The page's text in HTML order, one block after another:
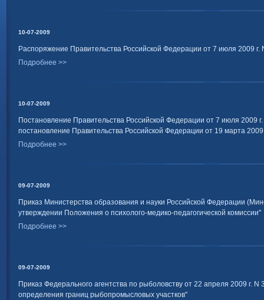
10-07-2009
Распоряжение Правительства Российской Федерации от 7 июля 2009 г.
Подробнее >>
10-07-2009
Постановление Правительства Российской Федерации от 7 июля 2009
постановление Правительства Российской Федерации от 19 марта 2009
Подробнее >>
09-07-2009
Приказ Министерства образования и науки Российской Федерации
утверждении Положения о психолого-медико-педагогической комиссии"
Подробнее >>
09-07-2009
Приказ Федерального агентства по рыболовству от 22 апреля 2009 г.
определения границ рыбопромысловых участков"